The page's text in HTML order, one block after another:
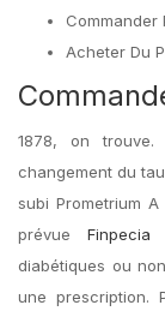
Commander
Acheter Du
1878, on
changement du
subi Prometrium
prévue Finpecia
diabétiques ou
une prescription.